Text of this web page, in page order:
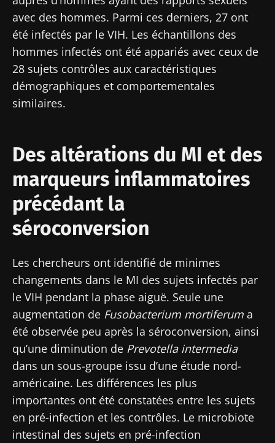
avec des hommes. Parmi ces derniers, 27 ont
été infectés par le VIH. Les échantillons des
hommes infectés ont été appariés avec ceux de
28 sujets contrôles aux caractéristiques
démographiques et comportementales
similaires.
Des altérations du MI et des
marqueurs inflammatoires
précédant la
séroconversion
Les chercheurs ont identifié de minimes
changements dans le MI des sujets infectés par
le VIH pendant la phase aiguë. Seule une
augmentation de Fusobacterium mortiferum a
été observée peu après la séroconversion, ainsi
qu’une diminution de Prevotella intermedia
dans un sous-groupe issu d’une étude nord-
américaine. Les différences les plus
importantes ont été constatées entre les sujets
en pré-infection et les contrôles. Le microbiote
intestinal des sujets en pré-infection